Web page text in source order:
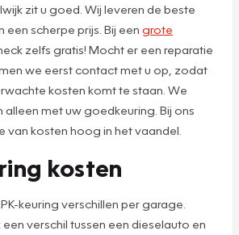
zit u goed. Wij leveren de beste
een scherpe prijs. Bij een grote
zelfs gratis! Mocht er een reparatie
we eerst contact met u op, zodat
kosten komt te staan. We
alleen met uw goedkeuring. Bij ons
van kosten hoog in het vaandel.
kosten
keuring verschillen per garage.
verschil tussen een dieselauto en